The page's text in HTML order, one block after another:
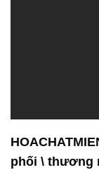
phối \ thương